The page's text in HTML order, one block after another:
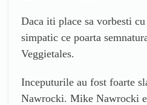
Daca iti place sa vorbesti
simpatic ce poarta
Veggietales.
Inceputurile au fost foarte
Nawrocki. Mike Nawrocki